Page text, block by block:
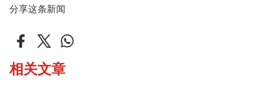
分享这条新闻
相关文章